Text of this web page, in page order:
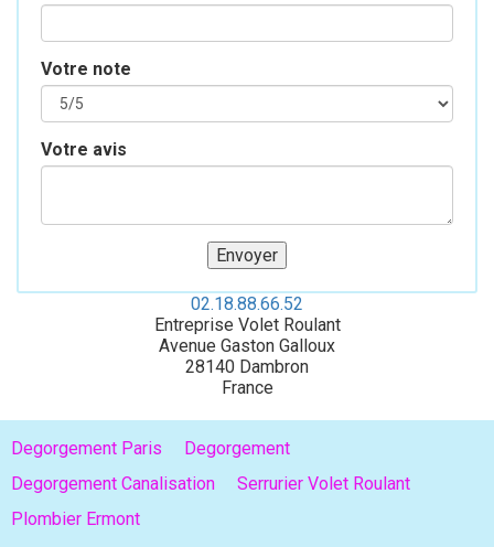
Votre note
Votre avis
02.18.88.66.52
Entreprise Volet Roulant
Avenue Gaston Galloux
28140 Dambron
France
Degorgement Paris
Degorgement
Degorgement Canalisation
Serrurier Volet Roulant
Plombier Ermont